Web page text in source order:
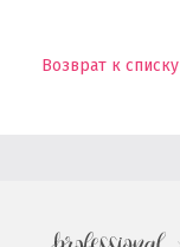
Возврат к списку
Как купить